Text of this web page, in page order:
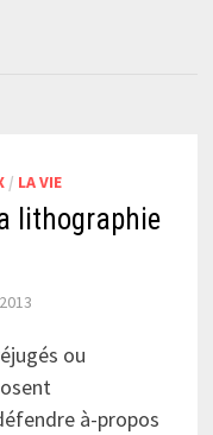
/ LA VIE
lithographie
ou
à-propos